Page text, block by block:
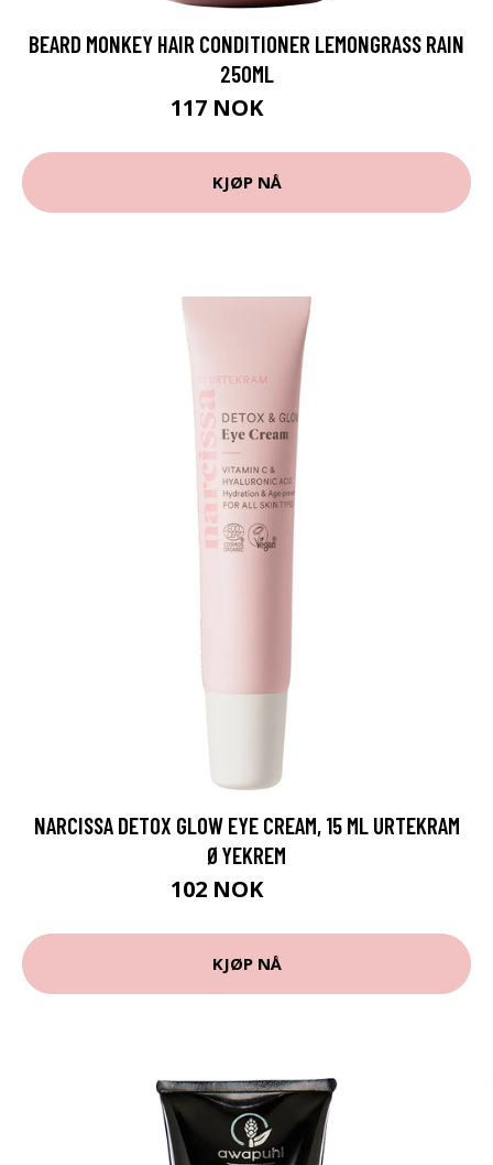
BEARD MONKEY HAIR CONDITIONER LEMONGRASS RAIN
250ML
117 NOK
KJØP NÅ
NARCISSA DETOX GLOW EYE CREAM, 15 ML URTEKRAM
ØYEKREM
102 NOK
KJØP NÅ